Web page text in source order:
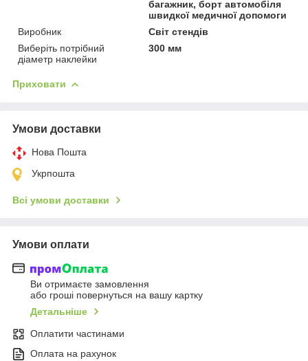
багажник, борт автомобіля
швидкої медичної допомоги
Виробник
Світ стендів
Виберіть потрібний
діаметр наклейки
300 мм
Приховати
Умови доставки
Нова Пошта
Укрпошта
Всі умови доставки
Умови оплати
Ви отримаєте замовлення
або гроші повернуться на вашу картку
Детальніше
Оплатити частинами
Оплата на рахунок